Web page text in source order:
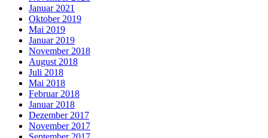
Januar 2021
Oktober 2019
Mai 2019
Januar 2019
November 2018
August 2018
Juli 2018
Mai 2018
Februar 2018
Januar 2018
Dezember 2017
November 2017